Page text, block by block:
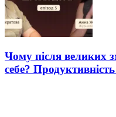
Чому після великих
себе?